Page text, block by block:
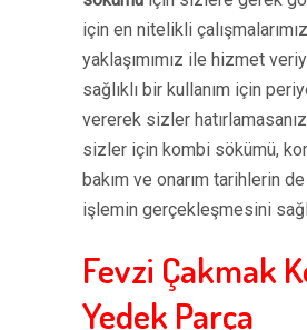
için en nitelikli
yaklaşımımız ile hizmet
sağlıklı bir kullanım için
vererek sizler
sizler için kombi sökümü,
bakım ve onarım tarihlerin
işlemin gerçekleşmesini
Fevzi Çakmak
Yedek Parça